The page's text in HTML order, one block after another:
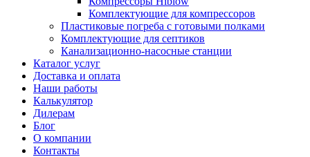
Комплектующие для компрессоров
Пластиковые погреба с готовыми полками
Комплектующие для септиков
Канализационно-насосные станции
Каталог услуг
Доставка и оплата
Наши работы
Калькулятор
Дилерам
Блог
О компании
Контакты